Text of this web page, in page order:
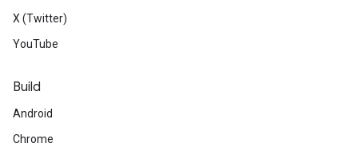
X (Twitter)
YouTube
Build
Android
Chrome